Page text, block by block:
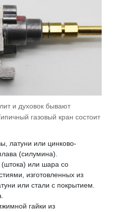
и духовок бывают
газовый кран состоит
латуни или цинково-
(силумина).
(штока) или шара со
изготовленных из
или стали с покрытием.
гайки из